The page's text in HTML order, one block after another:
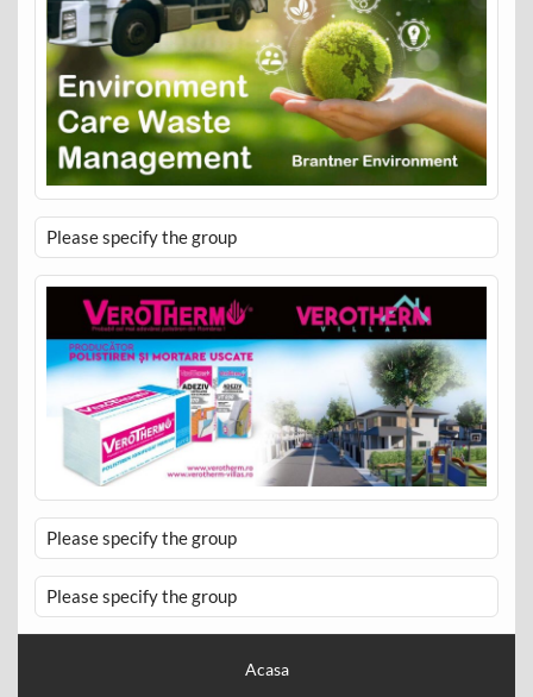
Please specify the group
Please specify the group
Please specify the group
Acasa